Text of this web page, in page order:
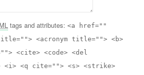
tags and attributes:<a href=""
<acronym title=""> <b>
<cite> <code> <del
<i> <q cite=""> <s> <strike>